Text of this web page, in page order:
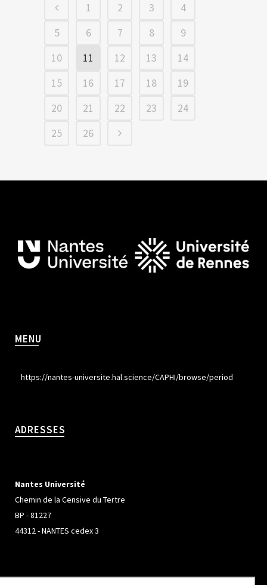
1 2 3
4
5
6 7 8
9
10
11 12 13
14
15
16 17 18
19
20
21 22 23
24
25
26
MENU
https://nantes-universite.hal.science/CAPHI/browse/period
ADRESSES
Nantes Université
Chemin de la Censive du Tertre
BP - 81227
44312 - NANTES cedex 3